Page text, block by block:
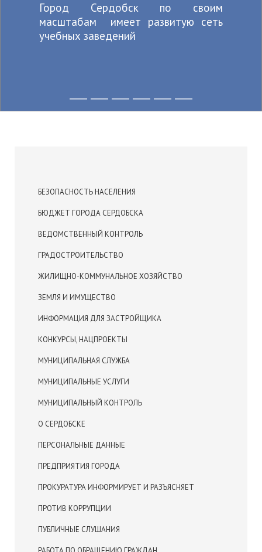
Город Сердобск по своим
масштабам имеет развитую сеть
учебных заведений
БЕЗОПАСНОСТЬ НАСЕЛЕНИЯ
БЮДЖЕТ ГОРОДА СЕРДОБСКА
ВЕДОМСТВЕННЫЙ КОНТРОЛЬ
ГРАДОСТРОИТЕЛЬСТВО
ЖИЛИЩНО-КОММУНАЛЬНОЕ ХОЗЯЙСТВО
ЗЕМЛЯ И ИМУЩЕСТВО
ИНФОРМАЦИЯ ДЛЯ ЗАСТРОЙЩИКА
КОНКУРСЫ, НАЦПРОЕКТЫ
МУНИЦИПАЛЬНАЯ СЛУЖБА
МУНИЦИПАЛЬНЫЕ УСЛУГИ
МУНИЦИПАЛЬНЫЙ КОНТРОЛЬ
О СЕРДОБСКЕ
ПЕРСОНАЛЬНЫЕ ДАННЫЕ
ПРЕДПРИЯТИЯ ГОРОДА
ПРОКУРАТУРА ИНФОРМИРУЕТ И РАЗЪЯСНЯЕТ
ПРОТИВ КОРРУПЦИИ
ПУБЛИЧНЫЕ СЛУШАНИЯ